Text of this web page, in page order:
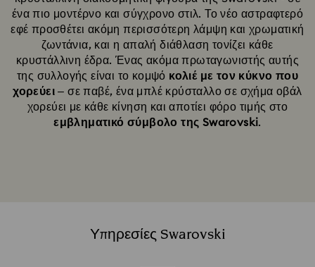
ένα πιο μοντέρνο και σύγχρονο στιλ. Το νέο αστραφτερό
εφέ προσθέτει ακόμη περισσότερη λάμψη και χρωματική
ζωντάνια, και η απαλή διάθλαση τονίζει κάθε
κρυστάλλινη έδρα. Ένας ακόμα πρωταγωνιστής αυτής
της συλλογής είναι το κομψό κολιέ με τον κύκνο που
χορεύει – σε παβέ, ένα μπλέ κρύσταλλο σε σχήμα οβάλ
χορεύει με κάθε κίνηση και αποτίει φόρο τιμής στο
εμβληματικό σύμβολο της Swarovski.
Υπηρεσίες Swarovski